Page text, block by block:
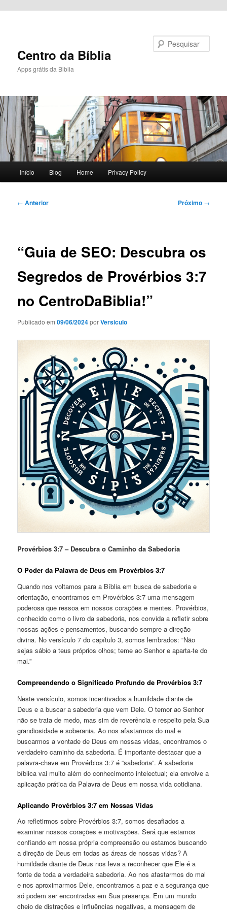
Centro da Bíblia
Apps grátis da Biblia
principal
Início Blog Home Privacy Policy
Navegação
← Anterior Próximo →
“Guia de SEO: Descubra os
Segredos de Provérbios 3:7
no CentroDaBiblia!”
Publicado em09/06/2024porVersiculo
Provérbios 3:7 – Descubra o Caminho da Sabedoria
O Poder da Palavra de Deus em Provérbios 3:7
Quando nos voltamos para a Bíblia em busca de sabedoria e
orientação, encontramos em Provérbios 3:7 uma mensagem
poderosa que ressoa em nossos corações e mentes. Provérbios,
conhecido como o livro da sabedoria, nos convida a refletir sobre
nossas ações e pensamentos, buscando sempre a direção
divina. No versículo 7 do capítulo 3, somos lembrados: “Não
sejas sábio a teus próprios olhos; teme ao Senhor e aparta-te do
mal.”
Compreendendo o Significado Profundo de Provérbios 3:7
Neste versículo, somos incentivados a humildade diante de
Deus e a buscar a sabedoria que vem Dele. O temor ao Senhor
não se trata de medo, mas sim de reverência e respeito pela Sua
grandiosidade e soberania. Ao nos afastarmos do mal e
buscarmos a vontade de Deus em nossas vidas, encontramos o
verdadeiro caminho da sabedoria. É importante destacar que a
palavra-chave em Provérbios 3:7 é “sabedoria”. A sabedoria
bíblica vai muito além do conhecimento intelectual; ela envolve a
aplicação prática da Palavra de Deus em nossa vida cotidiana.
Aplicando Provérbios 3:7 em Nossas Vidas
Ao refletirmos sobre Provérbios 3:7, somos desafiados a
examinar nossos corações e motivações. Será que estamos
confiando em nossa própria compreensão ou estamos buscando
a direção de Deus em todas as áreas de nossas vidas? A
humildade diante de Deus nos leva a reconhecer que Ele é a
fonte de toda a verdadeira sabedoria. Ao nos afastarmos do mal
e nos aproximarmos Dele, encontramos a paz e a segurança que
só podem ser encontradas em Sua presença. Em um mundo
cheio de distrações e influências negativas, a mensagem de